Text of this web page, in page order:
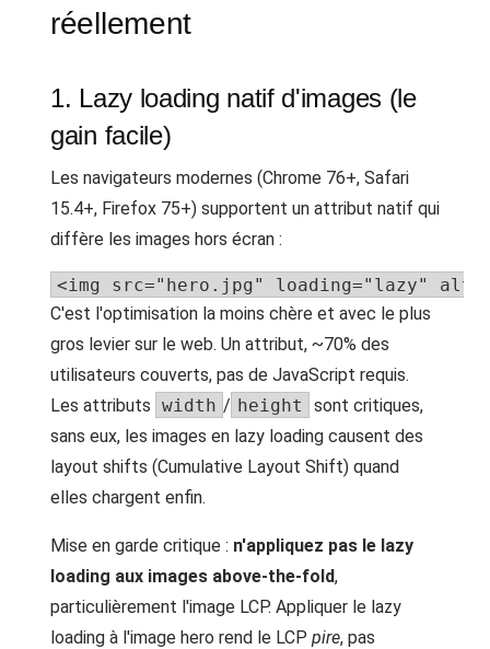
réellement
1. Lazy loading natif d'images (le
gain facile)
Les navigateurs modernes (Chrome 76+, Safari
15.4+, Firefox 75+) supportent un attribut natif qui
diffère les images hors écran :
<img src="hero.jpg" loading="lazy"
C'est l'optimisation la moins chère et avec le plus
gros levier sur le web. Un attribut, ~70% des
utilisateurs couverts, pas de JavaScript requis.
Les attributs width / height
sont critiques,
sans eux, les images en lazy loading causent des
layout shifts (Cumulative Layout Shift) quand
elles chargent enfin.
Mise en garde critique : n'appliquez pas le lazy
loading aux images above-the-fold,
particulièrement l'image LCP. Appliquer le lazy
loading à l'image hero rend le LCP pire, pas